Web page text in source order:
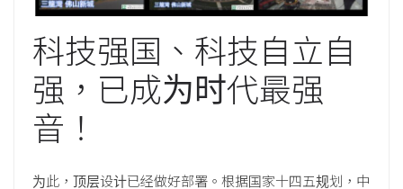
科技强国、科技自立自
强，已成为时代最强
音！
为此，顶层设计已经做好部署。根据国家十四五规划，中